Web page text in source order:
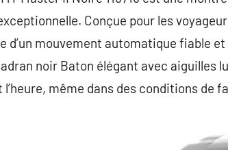
Conçue pour les
d’un mouvement automatique fiable
noir Baton élégant avec aiguilles
même dans des conditions de